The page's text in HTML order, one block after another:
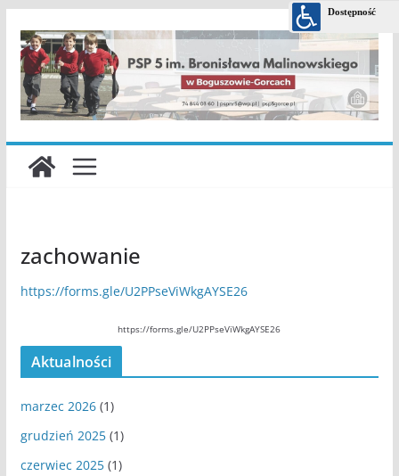
treści
zachowanie
https://forms.gle/U2PPseViWkgAYSE26
https://forms.gle/U2PPseViWkgAYSE26
Aktualności
marzec 2026(1)
grudzień 2025(1)
czerwiec 2025(1)